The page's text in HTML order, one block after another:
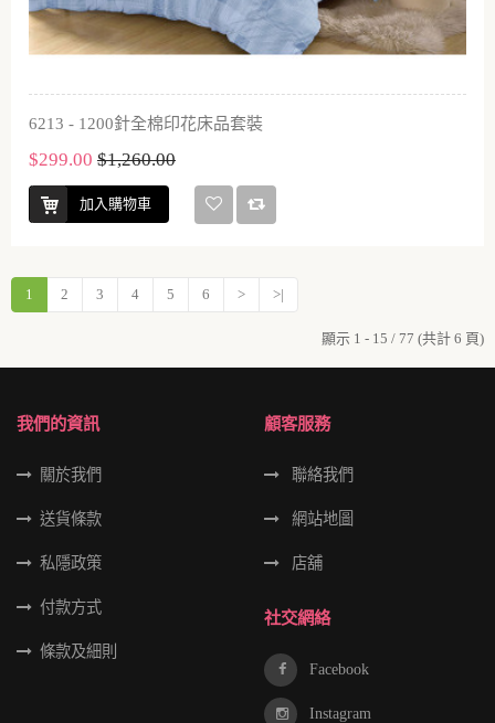
6213 - 1200針全棉印花床品套裝
$299.00 $1,260.00
加入購物車
1 2 3 4 5 6 > >|
顯示 1 - 15 / 77 (共計 6 頁)
我們的資訊
關於我們
送貨條款
私隱政策
付款方式
條款及細則
顧客服務
聯絡我們
網站地圖
店舖
社交網絡
Facebook
Instagram